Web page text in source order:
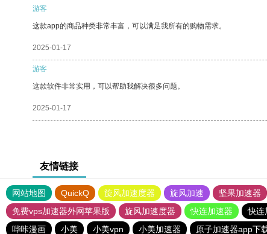
游客
这款app的商品种类非常丰富，可以满足我所有的购物需求。
2025-01-17
游客
这款软件非常实用，可以帮助我解决很多问题。
2025-01-17
友情链接
网站地图 QuickQ 旋风加速度器 旋风加速 坚果加速器
免费vps加速器外网苹果版
旋风加速度器 快连加速器 快连
哔咔漫画
小美 小美vpn 小美加速器 原子加速器app下